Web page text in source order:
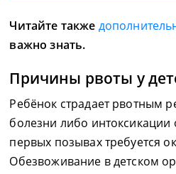
Читайте также
важно знать.
Причины рвоты у
Ребёнок страдает рвотным
болезни либо
первых позывах требуется
Обезвоживание в детском